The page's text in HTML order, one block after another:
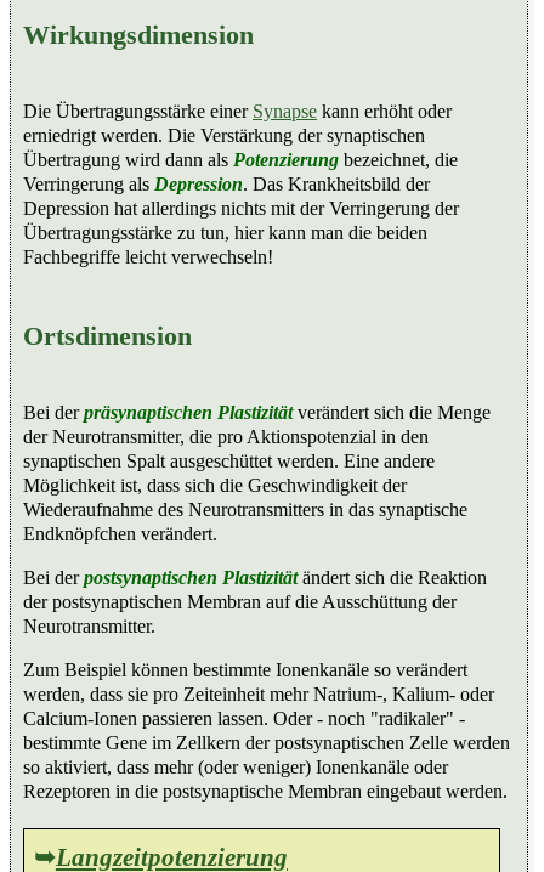
Wirkungsdimension
Die Übertragungsstärke einer Synapse kann erhöht oder
erniedrigt werden. Die Verstärkung der synaptischen
Übertragung wird dann als Potenzierung bezeichnet, die
Verringerung als Depression. Das Krankheitsbild der
Depression hat allerdings nichts mit der Verringerung der
Übertragungsstärke zu tun, hier kann man die beiden
Fachbegriffe leicht verwechseln!
Ortsdimension
Bei derpräsynaptischen Plastizitätverändert sich die Menge
der Neurotransmitter, die pro Aktionspotenzial in den
synaptischen Spalt ausgeschüttet werden. Eine andere
Möglichkeit ist, dass sich die Geschwindigkeit der
Wiederaufnahme des Neurotransmitters in das synaptische
Endknöpfchen verändert.
Bei derpostsynaptischen Plastizitätändert sich die Reaktion
der postsynaptischen Membran auf die Ausschüttung der
Neurotransmitter.
Zum Beispiel können bestimmte Ionenkanäle so verändert
werden, dass sie pro Zeiteinheit mehr Natrium-, Kalium- oder
Calcium-Ionen passieren lassen. Oder - noch "radikaler" -
bestimmte Gene im Zellkern der postsynaptischen Zelle werden
so aktiviert, dass mehr (oder weniger) Ionenkanäle oder
Rezeptoren in die postsynaptische Membran eingebaut werden.
➥Langzeitpotenzierung